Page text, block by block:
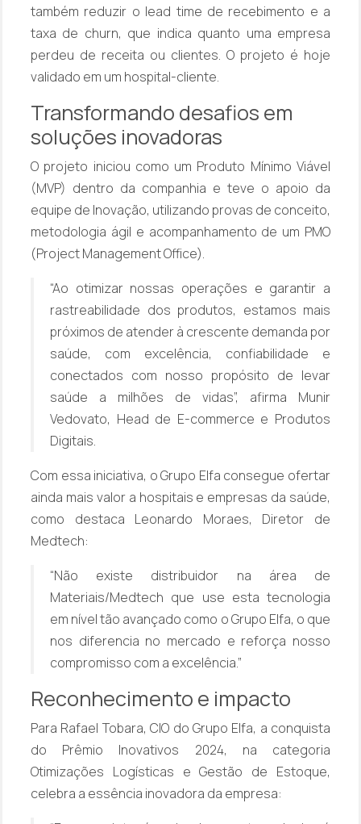
também reduzir o lead time de recebimento e a
taxa de churn, que indica quanto uma empresa
perdeu de receita ou clientes. O projeto é hoje
validado em um hospital-cliente.
Transformando desafios em
soluções inovadoras
O projeto iniciou como um Produto Mínimo Viável
(MVP) dentro da companhia e teve o apoio da
equipe de Inovação, utilizando provas de conceito,
metodologia ágil e acompanhamento de um PMO
(Project Management Office).
“Ao otimizar nossas operações e garantir a
rastreabilidade dos produtos, estamos mais
próximos de atender à crescente demanda por
saúde, com excelência, confiabilidade e
conectados com nosso propósito de levar
saúde a milhões de vidas”, afirma Munir
Vedovato, Head de E-commerce e Produtos
Digitais.
Com essa iniciativa, o Grupo Elfa consegue ofertar
ainda mais valor a hospitais e empresas da saúde,
como destaca Leonardo Moraes, Diretor de
Medtech:
“Não existe distribuidor na área de
Materiais/Medtech que use esta tecnologia
em nível tão avançado como o Grupo Elfa, o que
nos diferencia no mercado e reforça nosso
compromisso com a excelência.”
Reconhecimento e impacto
Para Rafael Tobara, CIO do Grupo Elfa, a conquista
do Prêmio Inovativos 2024, na categoria
Otimizações Logísticas e Gestão de Estoque,
celebra a essência inovadora da empresa: